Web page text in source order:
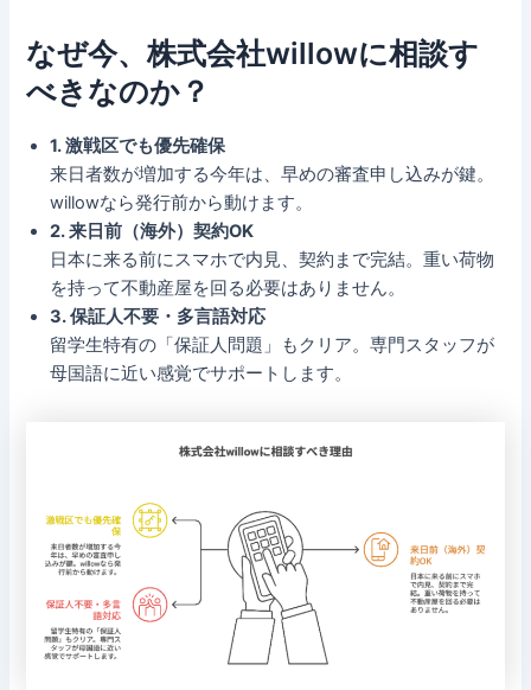
なぜ今、株式会社willowに相談す
べきなのか？
1. 激戦区でも優先確保
来日者数が増加する今年は、早めの審査申し込みが鍵。
willowなら発行前から動けます。
2. 来日前（海外）契約OK
日本に来る前にスマホで内見、契約まで完結。重い荷物
を持って不動産屋を回る必要はありません。
3. 保証人不要・多言語対応
留学生特有の「保証人問題」もクリア。専門スタッフが
母国語に近い感覚でサポートします。